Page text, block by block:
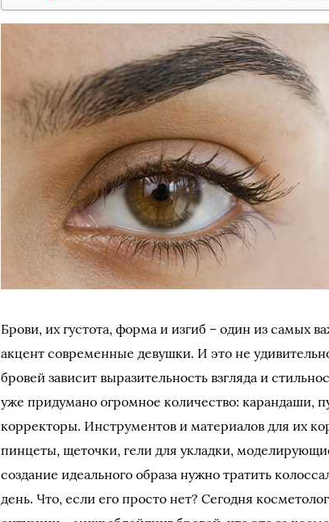
Брови, их густота, форма и изгиб – один из самых
акцент современные девушки. И это не
бровей зависит выразительность взгляда и
уже придумано огромное количество: карандаши,
корректоры. Инструментов и материалов для их
пинцеты, щеточки, гели для укладки,
создание идеального образа нужно тратить
день. Что, если его просто нет? Сегодня